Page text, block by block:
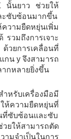
นั้นยาว ช่วยให้
ะซับซ้อนมากขึ้น
วามยืดหยุ่นเพิ่ม
รวมถึงการเจาะ
ด้วยการเคลื่อนที่
กน y จึงสามารถ
กหลายยิ่งขึ้น
หรับเครื่องมือมี
ห้ความยืดหยุ่นที่
ที่ซับซ้อนและซับ
ให้สามารถตัด
มจำเป็นในการ